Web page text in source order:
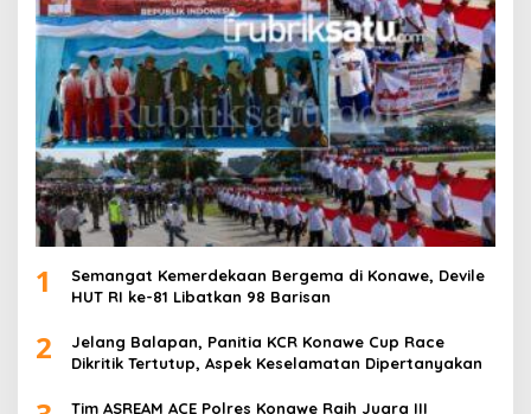
1
Semangat Kemerdekaan Bergema di Konawe, Devile
HUT RI ke-81 Libatkan 98 Barisan
2
Jelang Balapan, Panitia KCR Konawe Cup Race
Dikritik Tertutup, Aspek Keselamatan Dipertanyakan
Tim ASREAM ACE Polres Konawe Raih Juara III